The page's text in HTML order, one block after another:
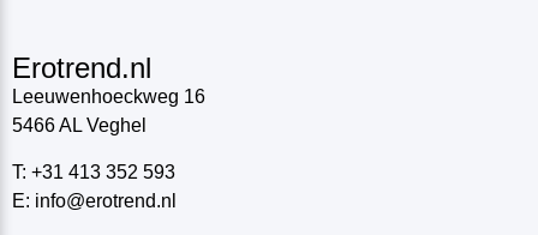
Erotrend.nl
Leeuwenhoeckweg 16
5466 AL Veghel
T: +31 413 352 593
E: info@erotrend.nl